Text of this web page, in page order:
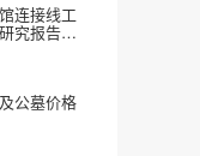
连接线工
究报告的
公墓价格